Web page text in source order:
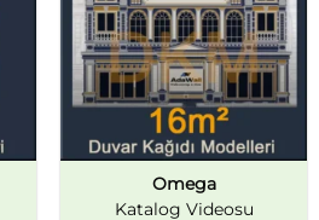
Omega
Katalog Videosu